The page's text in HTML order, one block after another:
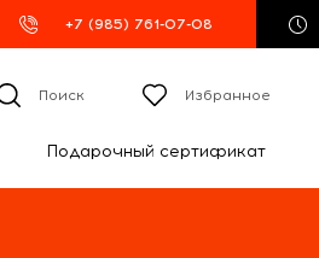
+7 (985) 761-07-08
Поиск Избранное
Подарочный сертификат